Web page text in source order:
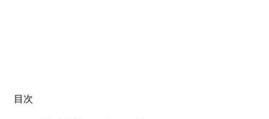
目次